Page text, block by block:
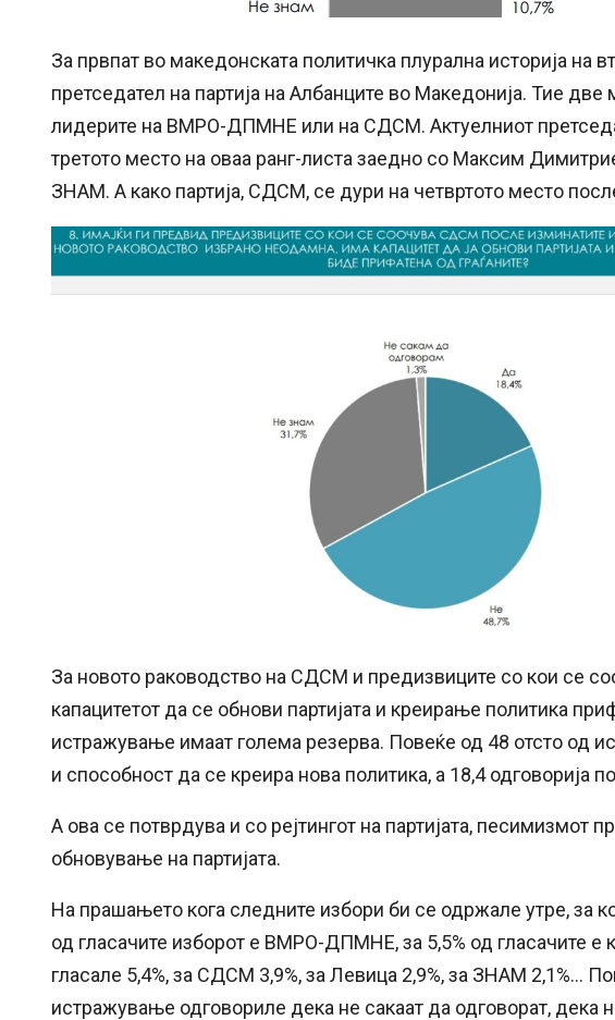
За првпат во македонската политичка плурална историја на
претседател на партија на Албанците во Македонија. Тие две
лидерите на ВМРО-ДПМНЕ или на СДСМ. Актуелниот
третото место на оваа ранг-листа заедно со Максим
ЗНАМ. А како партија, СДСМ, се дури на четвртото место
За новото раководство на СДСМ и предизвиците со кои се
капацитетот да се обнови партијата и креирање политика
истражување имаат голема резерва. Повеќе од 48 отсто од
и способност да се креира нова политика, а 18,4 одговорија
А ова се потврдува и со рејтингот на партијата, песимизмот
обновување на партијата.
На прашањето кога следните избори би се одржале утре, за
од гласачите изборот е ВМРО-ДПМНЕ, за 5,5% од гласачите е
гласале 5,4%, за СДСМ 3,9%, за Левица 2,9%, за ЗНАМ 2,1%…
истражување одговориле дека не сакаат да одговорат, дека